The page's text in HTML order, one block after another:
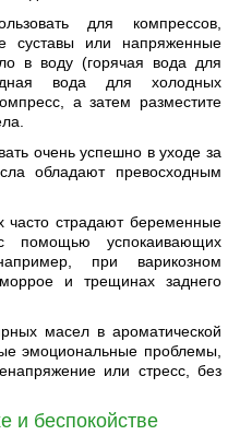
для компрессов,
суставы или напряженные
в воду (горячая вода для
вода для холодных
а затем разместите
очень успешно в уходе за
обладают превосходным
часто страдают беременные
помощью успокаивающих
при варикозном
и трещинах заднего
масел в ароматической
эмоциональные проблемы,
или стресс, без
и беспокойстве